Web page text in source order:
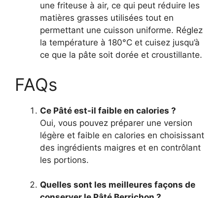
une friteuse à air, ce qui peut réduire les
matières grasses utilisées tout en
permettant une cuisson uniforme. Réglez
la température à 180°C et cuisez jusqu’à
ce que la pâte soit dorée et croustillante.
FAQs
Ce Pâté est-il faible en calories ?
Oui, vous pouvez préparer une version
légère et faible en calories en choisissant
des ingrédients maigres et en contrôlant
les portions.
Quelles sont les meilleures façons de